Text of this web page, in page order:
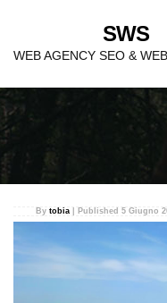
SWS
WEB AGENCY SEO &
SWS
By tobia Published 5 Giugno